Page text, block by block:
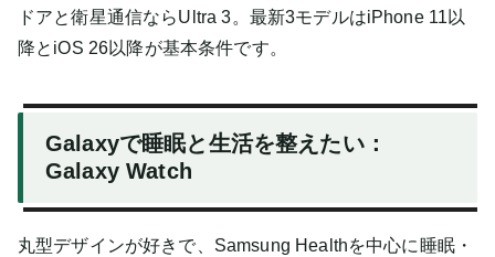
ドアと衛星通信ならUltra 3。最新3モデルはiPhone 11以
降とiOS 26以降が基本条件です。
Galaxyで睡眠と生活を整えたい：
Galaxy Watch
丸型デザインが好きで、Samsung Healthを中心に睡眠・